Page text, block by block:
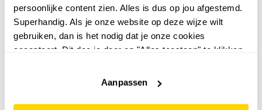
persoonlijke content zien. Alles is dus op jou afgestemd.
Superhandig. Als je onze website op deze wijze wilt
gebruiken, dan is het nodig dat je onze cookies
accepteert. Dit doe je door op "Alles toestaan" te klikken.
website niet optimaal functioneert.
Aanpassen